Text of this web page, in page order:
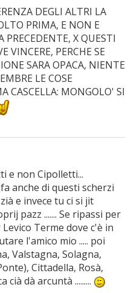
DEGLI ALTRI LA
PRIMA, E NON E
X QUESTI
VINCERE, PERCHE SE
SARA OPACA, NIENTE
LE COSE
CASCELLA: MONGOLO' SI
e non Cipolletti...
anche di questi scherzi
e invece tu ci si jit
pazz ....... Se ripassi per
Terme dove c'è in
l'amico mio ..... poi
Valstagna, Solagna,
Cittadella, Rosà,
cià dà arcuntà .........